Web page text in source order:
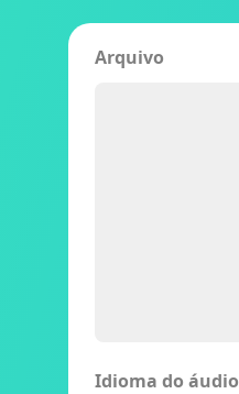
Arquivo
Idioma do áudio